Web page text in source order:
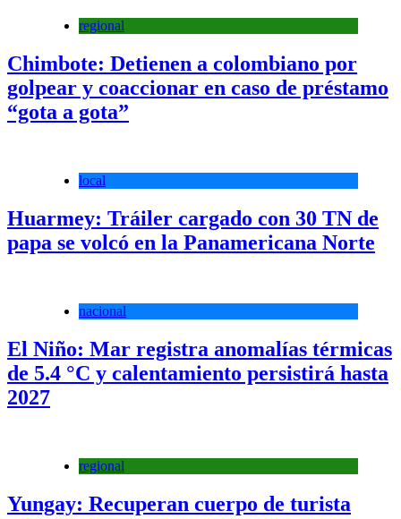
regional
Chimbote: Detienen a colombiano por
golpear y coaccionar en caso de préstamo
“gota a gota”
local
Huarmey: Tráiler cargado con 30 TN de
papa se volcó en la Panamericana Norte
nacional
El Niño: Mar registra anomalías térmicas
de 5.4 °C y calentamiento persistirá hasta
2027
regional
Yungay: Recuperan cuerpo de turista